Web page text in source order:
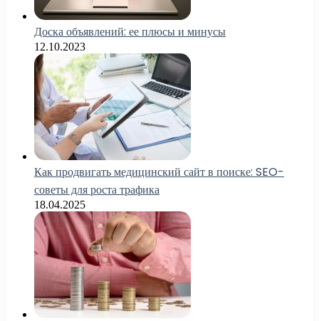
Доска объявлений: ее плюсы и минусы
12.10.2023
Как продвигать медицинский сайт в поиске: SEO-
советы для роста трафика
18.04.2025